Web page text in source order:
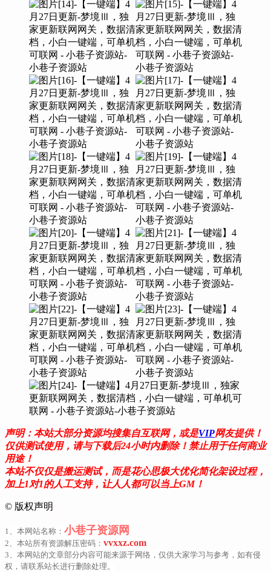
声明：本站大部分资源均搜集自互联网，或是VIP网友提供！
仅供测试使用，请与下载后24小时内删除！禁止用于任何商业
用途！
本站不仅仅是搬运测试，而是花心思极大优化简化架设过程，
加上1对1的人工支持，让人人都可以当上GM！
© 版权声明
1、本网站名称： 小巷子资源网
2、本站所有资源解压密码： vvxxz.com
3、本网站的文章部分内容可能来源于网络，仅供大家学习与参考，如有侵
权，请联系站长进行删除处理。